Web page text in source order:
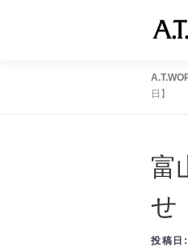
日】
富
せ
投稿日: